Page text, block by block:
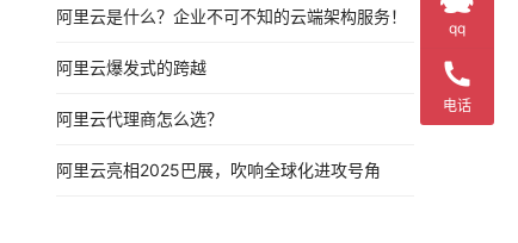
阿里云是什么？企业不可不知的云端架构服务！
阿里云爆发式的跨越
阿里云代理商怎么选？
阿里云亮相2025巴展，吹响全球化进攻号角
qq
电话